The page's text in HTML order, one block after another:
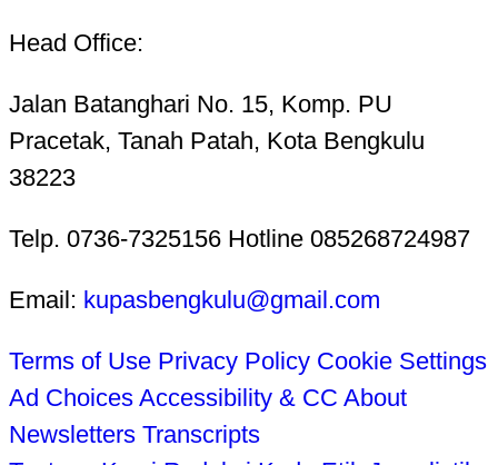
Head Office:
Jalan Batanghari No. 15, Komp. PU
Pracetak, Tanah Patah, Kota Bengkulu
38223
Telp. 0736-7325156 Hotline 085268724987
Email: kupasbengkulu@gmail.com
Terms of Use Privacy Policy Cookie Settings
Ad Choices Accessibility & CC About
Newsletters Transcripts